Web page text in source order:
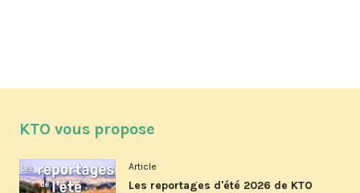
KTO vous propose
Article
Les reportages d'été 2026 de KTO